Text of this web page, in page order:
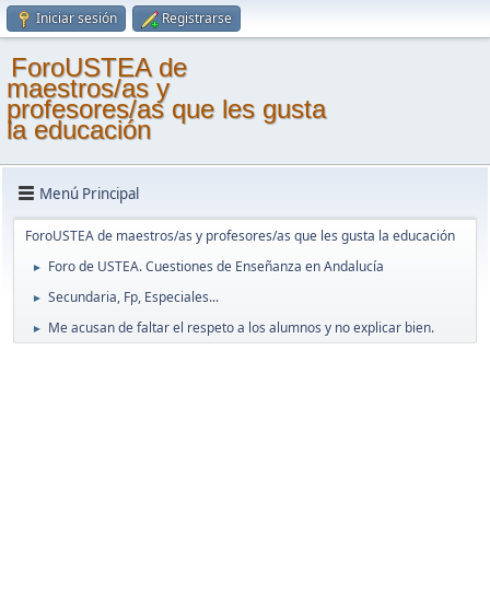
Iniciar sesión Registrarse
ForoUSTEA de
maestros/as y
profesores/as que les gusta
la educación
Menú Principal
ForoUSTEA de maestros/as y profesores/as que les gusta la educación
► Foro de USTEA. Cuestiones de Enseñanza en Andalucía
► Secundaria, Fp, Especiales...
► Me acusan de faltar el respeto a los alumnos y no explicar bien.